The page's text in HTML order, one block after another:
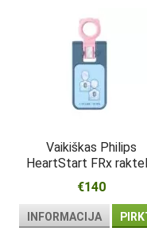
Vaikiškas Philips
HeartStart FRx
€140
INFORMACIJA